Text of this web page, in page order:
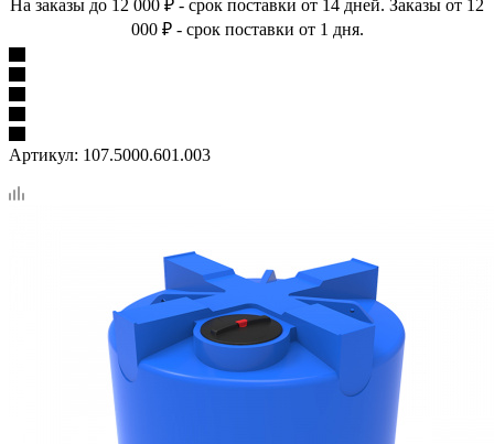
На заказы до 12 000 ₽ - срок поставки от 14 дней. Заказы от 12
000 ₽ - срок поставки от 1 дня.
Артикул: 107.5000.601.003